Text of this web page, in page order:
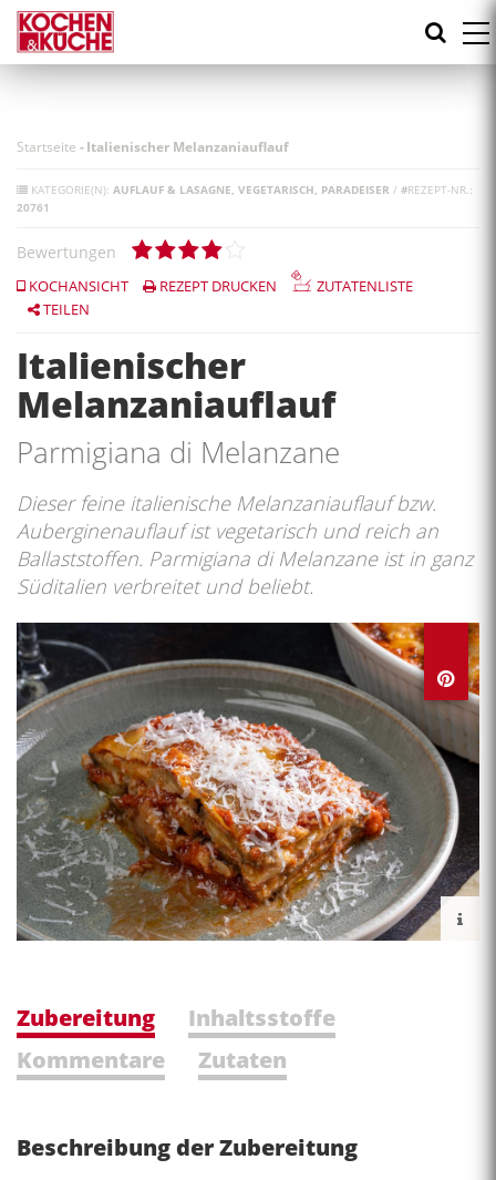
Direkt
zum
Inhalt
Startseite -Italienischer Melanzaniauflauf
KATEGORIE(N): AUFLAUF & LASAGNE VEGETARISCH PARADEISER / #REZEPT-NR.:
20761
Bewertungen
KOCHANSICHT REZEPT DRUCKEN
ZUTATENLISTE
TEILEN
Italienischer
Melanzaniauflauf
Parmigiana di Melanzane
Dieser feine italienische Melanzaniauflauf bzw.
Auberginenauflauf ist vegetarisch und reich an
Ballaststoffen. Parmigiana di Melanzane ist in ganz
Süditalien verbreitet und beliebt.
Zubereitung
Inhaltsstoffe
Kommentare
Zutaten
Beschreibung der Zubereitung